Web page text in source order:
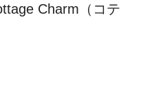
Charm（コテ